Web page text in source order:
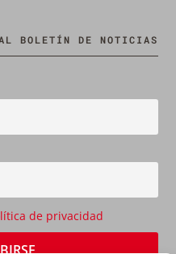
BOLETÍN DE NOTICIAS
de privacidad